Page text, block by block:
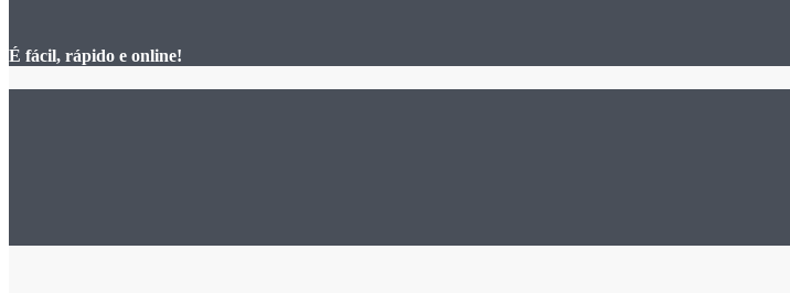
É fácil, rápido e online!